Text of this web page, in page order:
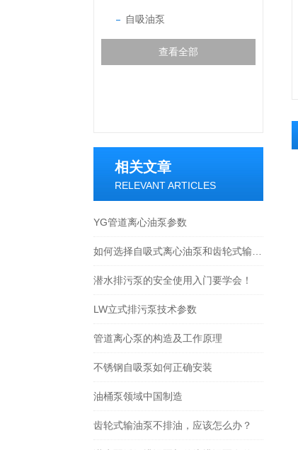
自吸油泵
查看全部
相关文章
RELEVANT ARTICLES
YG管道离心油泵参数
潜水排污泵的安全使用入门要学会！
LW立式排污泵技术参数
管道离心泵的构造及工作原理
不锈钢自吸泵如何正确安装
油桶泵领域中国制造
齿轮式输油泵不排油，应该怎么办？